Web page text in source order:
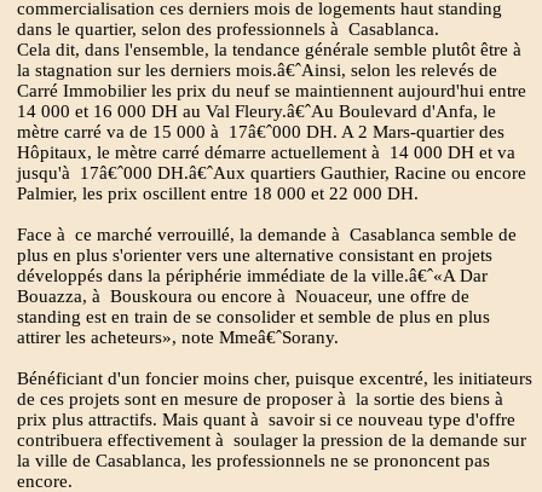
commercialisation ces derniers mois de logements haut standing
dans le quartier, selon des professionnels à Casablanca.
Cela dit, dans l'ensemble, la tendance générale semble plutôt être à
la stagnation sur les derniers mois.â€ˆAinsi, selon les relevés de
Carré Immobilier les prix du neuf se maintiennent aujourd'hui entre
14 000 et 16 000 DH au Val Fleury.â€ˆAu Boulevard d'Anfa, le
mètre carré va de 15 000 à 17â€ˆ000 DH. A 2 Mars-quartier des
Hôpitaux, le mètre carré démarre actuellement à 14 000 DH et va
jusqu'à 17â€ˆ000 DH.â€ˆAux quartiers Gauthier, Racine ou encore
Palmier, les prix oscillent entre 18 000 et 22 000 DH.
Face à ce marché verrouillé, la demande à Casablanca semble de
plus en plus s'orienter vers une alternative consistant en projets
développés dans la périphérie immédiate de la ville.â€ˆ«A Dar
Bouazza, à Bouskoura ou encore à Nouaceur, une offre de
standing est en train de se consolider et semble de plus en plus
attirer les acheteurs», note Mmeâ€ˆSorany.
Bénéficiant d'un foncier moins cher, puisque excentré, les initiateurs
de ces projets sont en mesure de proposer à la sortie des biens à
prix plus attractifs. Mais quant à savoir si ce nouveau type d'offre
contribuera effectivement à soulager la pression de la demande sur
la ville de Casablanca, les professionnels ne se prononcent pas
encore.